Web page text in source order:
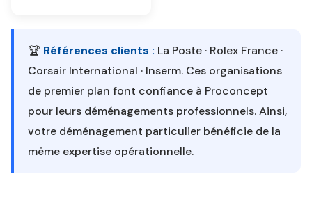
🏆 Références clients : La Poste · Rolex France ·
Corsair International · Inserm. Ces organisations
de premier plan font confiance à Proconcept
pour leurs déménagements professionnels. Ainsi,
votre déménagement particulier bénéficie de la
même expertise opérationnelle.